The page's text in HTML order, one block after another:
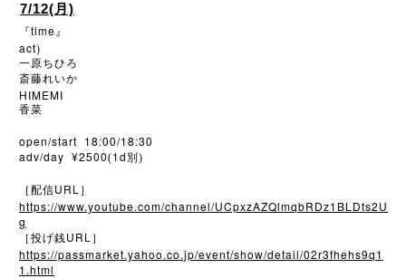
7/12(月)
『time』
act)
一原ちひろ
斎藤れいか
HIMEMI
香菜
open/start 18:00/18:30
adv/day ¥2500(1d 別)
［配信URL ］
https://www.youtube.com/channel/UCpxzAZQlmqbRDz1BLDts2U
g
［投げ銭URL ］
https://passmarket.yahoo.co.jp/event/show/detail/02r3fhehs9q1
1.html